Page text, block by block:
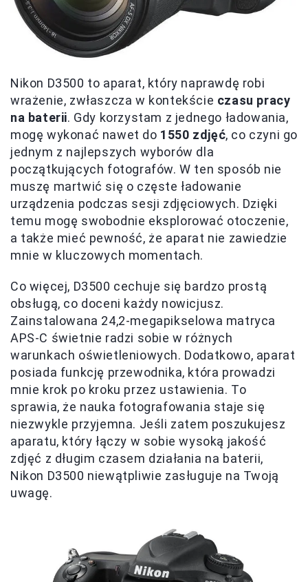
Nikon D3500 to aparat, który naprawdę robi
wrażenie, zwłaszcza w kontekście czasu pracy
na baterii. Gdy korzystam z jednego ładowania,
mogę wykonać nawet do 1550 zdjęć, co czyni go
jednym z najlepszych wyborów dla
początkujących fotografów. W ten sposób nie
muszę martwić się o częste ładowanie
urządzenia podczas sesji zdjęciowych. Dzięki
temu mogę swobodnie eksplorować otoczenie,
a także mieć pewność, że aparat nie zawiedzie
mnie w kluczowych momentach.
Co więcej, D3500 cechuje się bardzo prostą
obsługą, co doceni każdy nowicjusz.
Zainstalowana 24,2-megapikselowa matryca
APS-C świetnie radzi sobie w różnych
warunkach oświetleniowych. Dodatkowo, aparat
posiada funkcję przewodnika, która prowadzi
mnie krok po kroku przez ustawienia. To
sprawia, że nauka fotografowania staje się
niezwykle przyjemna. Jeśli zatem poszukujesz
aparatu, który łączy w sobie wysoką jakość
zdjęć z długim czasem działania na baterii,
Nikon D3500 niewątpliwie zasługuje na Twoją
uwagę.